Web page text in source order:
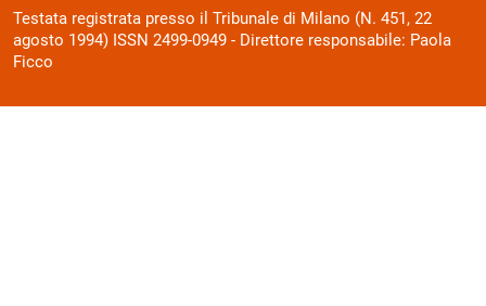
Testata registrata presso il Tribunale di Milano (N. 451, 22
agosto 1994) ISSN 2499-0949 - Direttore responsabile: Paola
Ficco